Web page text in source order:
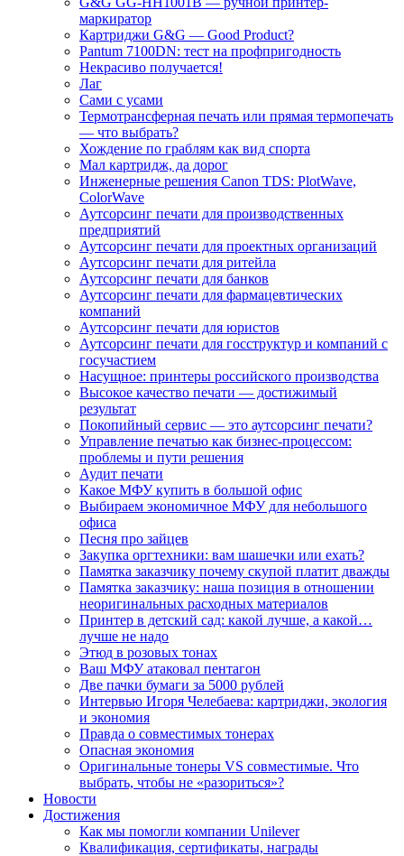
маркиратор
Картриджи G&G — Good Product?
Pantum 7100DN: тест на профпригодность
Некрасиво получается!
Лаг
Сами с усами
Термотрансферная печать или прямая термопечать
— что выбрать?
Хождение по граблям как вид спорта
Мал картридж, да дорог
Инженерные решения Canon TDS: PlotWave,
ColorWave
Аутсорсинг печати для производственных
предприятий
Аутсорсинг печати для проектных организаций
Аутсорсинг печати для ритейла
Аутсорсинг печати для банков
Аутсорсинг печати для фармацевтических
компаний
Аутсорсинг печати для юристов
Аутсорсинг печати для госструктур и компаний с
госучастием
Насущное: принтеры российского производства
Высокое качество печати — достижимый
результат
Покопийный сервис — это аутсорсинг печати?
Управление печатью как бизнес-процессом:
проблемы и пути решения
Аудит печати
Какое МФУ купить в большой офис
Выбираем экономичное МФУ для небольшого
офиса
Песня про зайцев
Закупка оргтехники: вам шашечки или ехать?
Памятка заказчику почему скупой платит дважды
Памятка заказчику: наша позиция в отношении
неоригинальных расходных материалов
Принтер в детский сад: какой лучше, а какой…
лучше не надо
Этюд в розовых тонах
Ваш МФУ атаковал пентагон
Две пачки бумаги за 5000 рублей
Интервью Игоря Челебаева: картриджи, экология
и экономия
Правда о совместимых тонерах
Опасная экономия
Оригинальные тонеры VS совместимые. Что
выбрать, чтобы не «разориться»?
Новости
Достижения
Как мы помогли компании Unilever
Квалификация, сертификаты, награды